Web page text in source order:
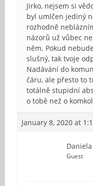
Jirko, nejsem si
byl umlčen jediný
rozhodně
názorů už vůbec
něm. Pokud
slušný, tak tvoje
Nadávání do
čáru, ale přesto to
totálně stupidní
o tobě než o
January 8, 2020 at
Daniela
Guest